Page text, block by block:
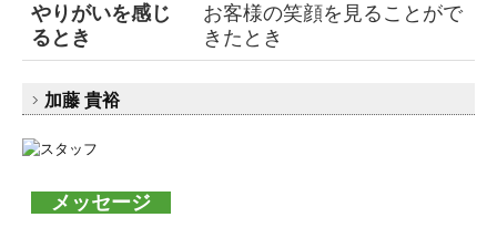
やりがいを感じ
るとき
お客様の笑顔を見ることがで
きたとき
加藤 貴裕
メッセージ